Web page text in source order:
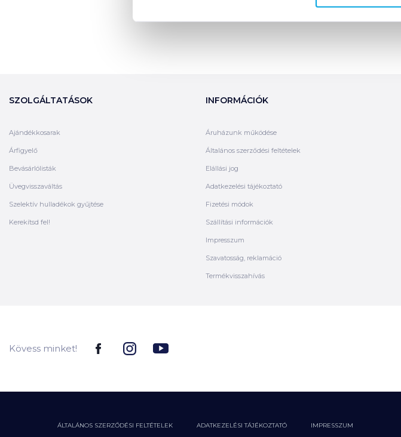
SZOLGÁLTATÁSOK
Ajándékkosarak
Árfigyelő
Bevásárlólisták
Üvegvisszaváltás
Szelektív hulladékok gyűjtése
Kerekítsd fel!
INFORMÁCIÓK
Áruházunk működése
Általános szerződési feltételek
Elállási jog
Adatkezelési tájékoztató
Fizetési módok
Szállítási információk
Impresszum
Szavatosság, reklamáció
Termékvisszahívás
Kövess minket!
ÁLTALÁNOS SZERZŐDÉSI FELTÉTELEK ADATKEZELÉSI TÁJÉKOZTATÓ IMPRESSZUM